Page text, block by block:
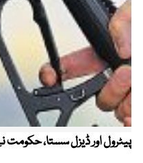
پیٹرول اور ڈیزل سستا، حکومت